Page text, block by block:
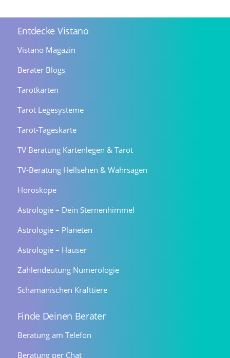
Entdecke Vistano
Vistano Magazin
Berater Blogs
Tarotkarten
Tarot Legesysteme
Tarot-Tageskarte
TV Beratung Kartenlegen & Tarot
TV-Beratung Hellsehen & Wahrsagen
Horoskope
Astrologie – Dein Sternenhimmel
Astrologie – Planeten
Astrologie – Häuser
Zahlendeutung Numerologie
Schamanischen Krafttiere
Finde Deinen Berater
Beratung am Telefon
Beratung per Chat